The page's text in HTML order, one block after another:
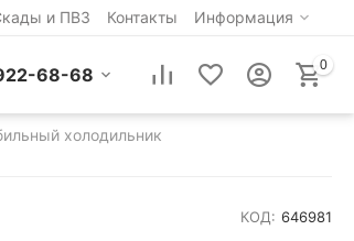
и ПВЗ Контакты Информация
68-68 0
холодильник
КОД: 646981